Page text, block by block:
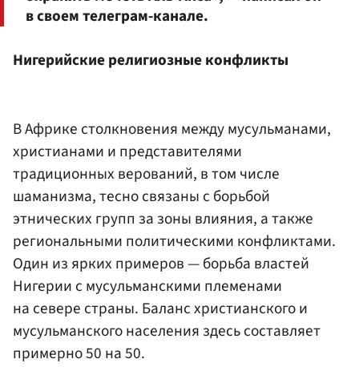
в своем телеграм-канале.
Нигерийские религиозные конфликты
В Африке столкновения между мусульманами,
христианами и представителями
традиционных верований, в том числе
шаманизма, тесно связаны с борьбой
этнических групп за зоны влияния, а также
региональными политическими конфликтами.
Один из ярких примеров — борьба властей
Нигерии с мусульманскими племенами
на севере страны. Баланс христианского и
мусульманского населения здесь составляет
примерно 50 на 50.